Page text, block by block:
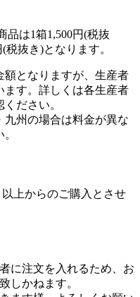
品は1箱1,500円(税抜
税抜き)となります。
額となりますが、生産者
ます。詳しくは各生産者
ださい。
州の場合は料金が異な
上からのご購入とさせ
に注文を入れるため、お
しかねます。